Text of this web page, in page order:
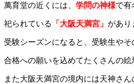
萬育堂の近くには、 学問の神様で有
祀られている 「大阪天満宮」 があり
受験シーズンになると、受験生やそ
合格への願いを込めてたくさんの絵
また大阪天満宮の境内には天神さ